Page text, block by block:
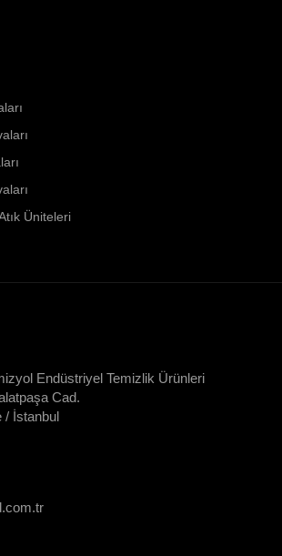
Üniteleri
Endüstriyel Temizlik Ürünleri
Cad.
/ İstanbul